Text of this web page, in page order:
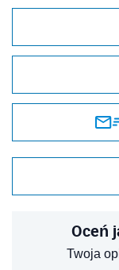
Oceń
Twoja